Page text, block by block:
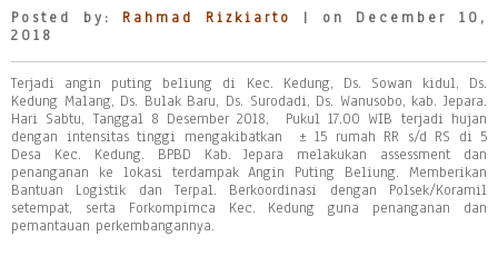
Posted by: Rahmad Rizkiarto
| on December 10,
2018
Terjadi angin puting beliung di Kec. Kedung, Ds. Sowan kidul, Ds.
Kedung Malang, Ds. Bulak Baru, Ds. Surodadi, Ds. Wanusobo, kab. Jepara.
Hari Sabtu, Tanggal 8 Desember 2018, Pukul 17.00 WIB terjadi hujan
dengan intensitas tinggi mengakibatkan ± 15 rumah RR s/d RS di 5
Desa Kec. Kedung. BPBD Kab. Jepara melakukan assessment dan
penanganan ke lokasi terdampak Angin Puting Beliung. Memberikan
Bantuan Logistik dan Terpal. Berkoordinasi dengan Polsek/Koramil
setempat, serta Forkompimca Kec. Kedung guna penanganan dan
pemantauan perkembangannya.